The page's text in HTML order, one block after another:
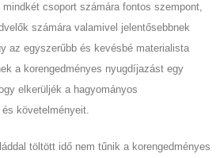
csoport számára fontos szempont,
számára valamivel jelentősebbnek
az egyszerűbb és kevésbé materialista
a korengedményes nyugdíjazást egy
elkerüljék a hagyományos
követelményeit.
töltött idő nem tűnik a korengedményes